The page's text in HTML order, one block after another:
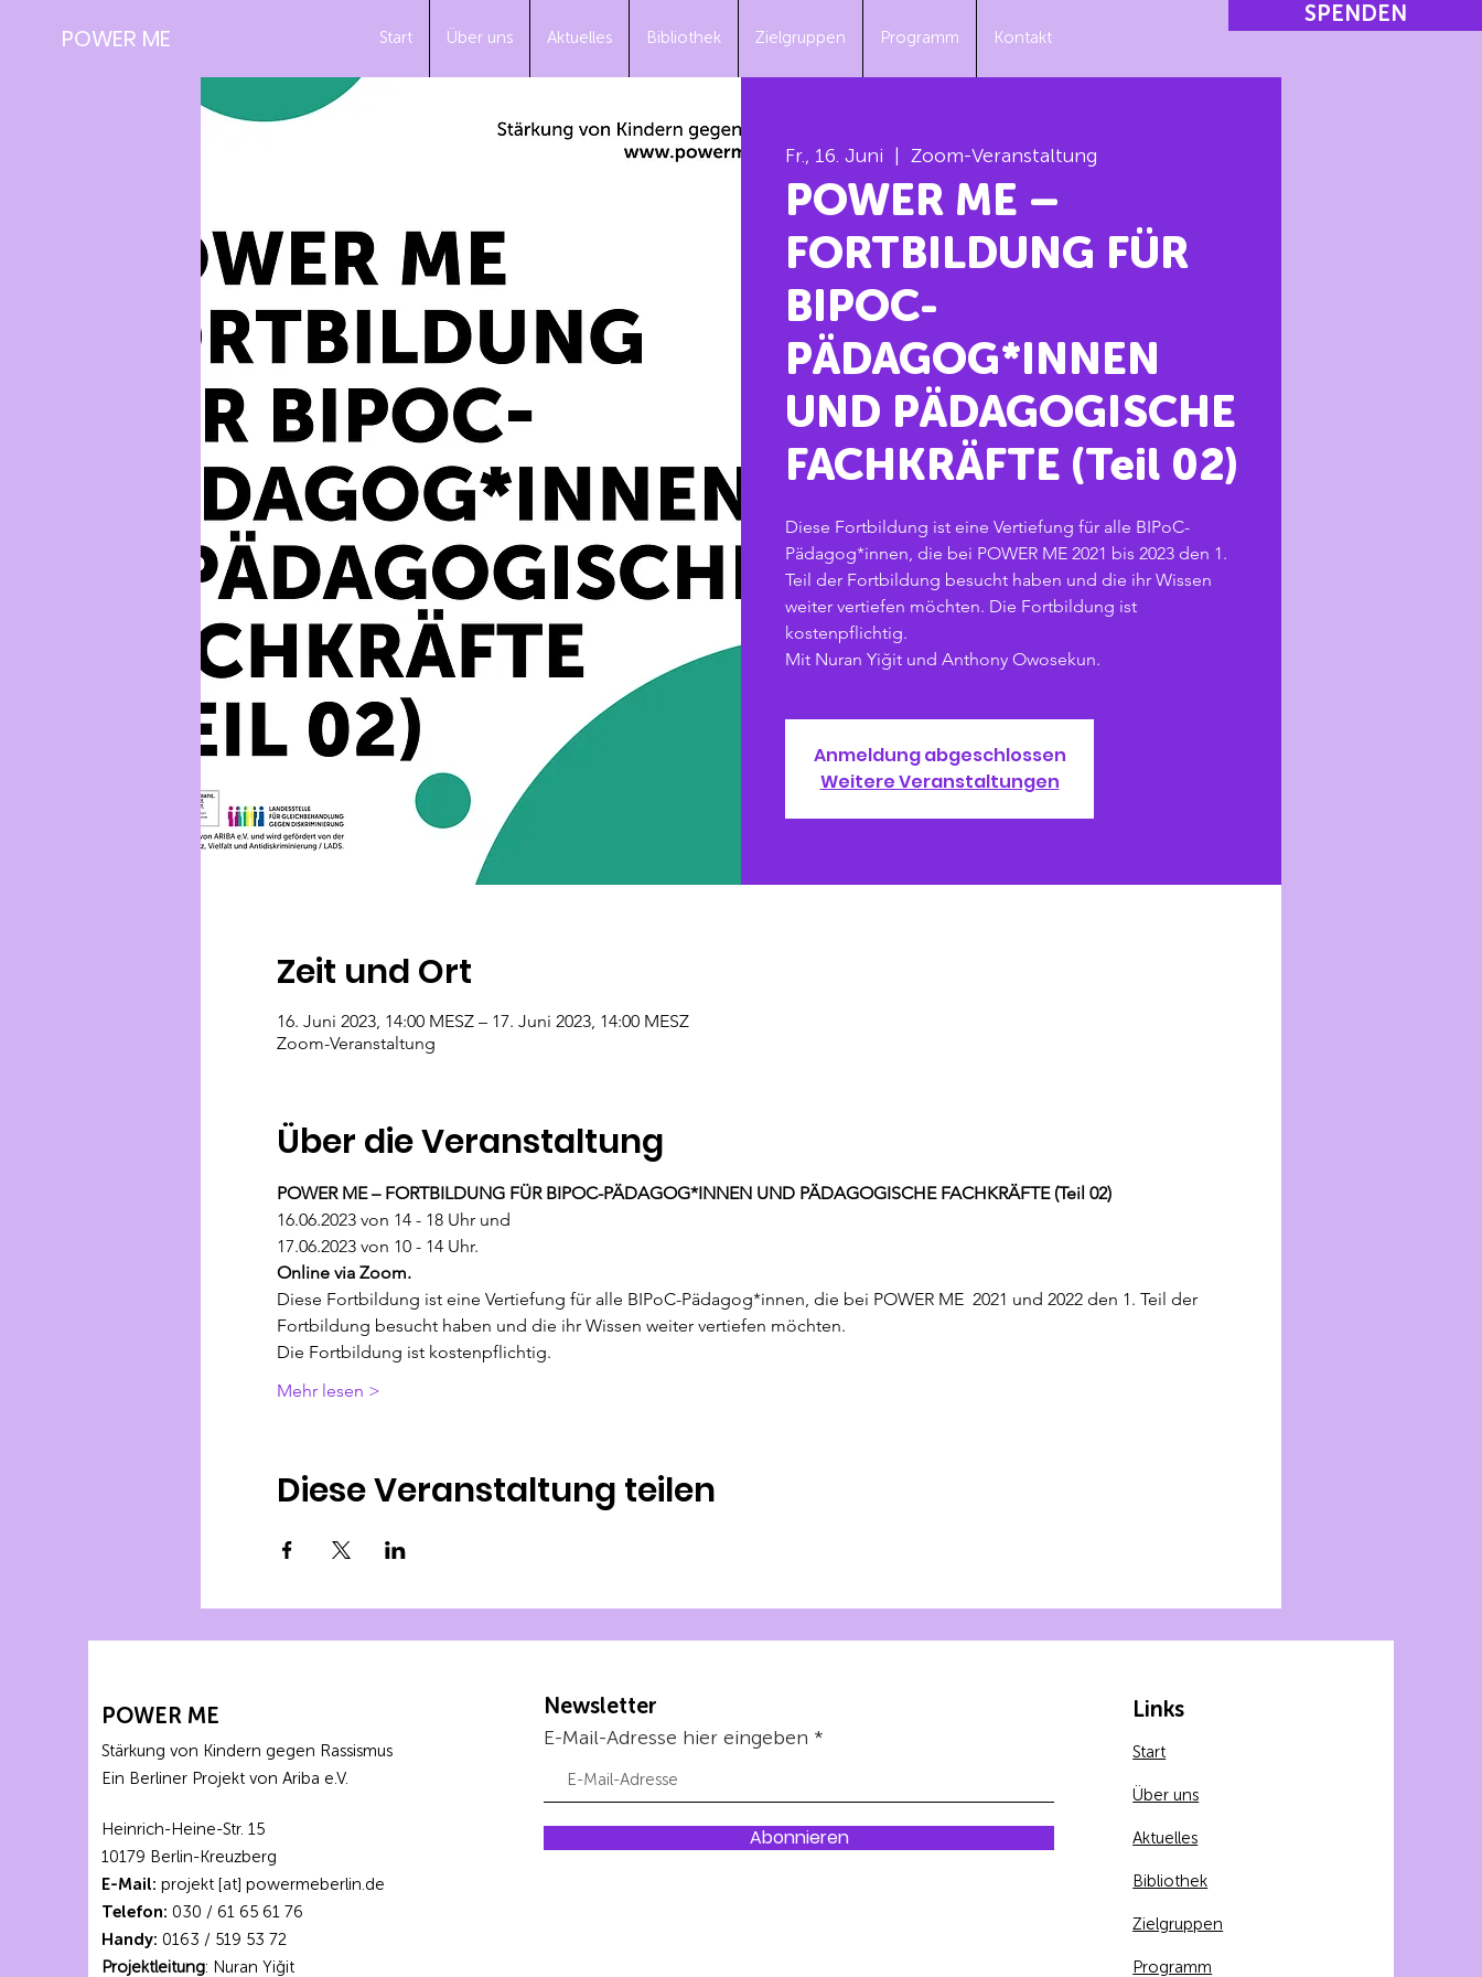
POWER ME
SPENDEN
Start Über uns Aktuelles Bibliothek Zielgruppen Programm Kontakt
Fr., 16. Juni Zoom-Veranstaltung
POWER ME –
FORTBILDUNG FÜR
BIPOC-
PÄDAGOG*INNEN
UND PÄDAGOGISCHE
FACHKRÄFTE (Teil 02)
Diese Fortbildung ist eine Vertiefung für alle BIPoC-
Pädagog*innen, die bei POWER ME 2021 bis 2023 den 1.
Teil der Fortbildung besucht haben und die ihr Wissen
weiter vertiefen möchten. Die Fortbildung ist
kostenpflichtig.
Mit Nuran Yiğit und Anthony Owosekun.
Anmeldung abgeschlossen
Weitere Veranstaltungen
Zeit und Ort
16. Juni 2023, 14:00 MESZ – 17. Juni 2023, 14:00 MESZ
Zoom-Veranstaltung
Über die Veranstaltung
POWER ME – FORTBILDUNG FÜR BIPOC-PÄDAGOG*INNEN UND PÄDAGOGISCHE FACHKRÄFTE (Teil 02)
16.06.2023 von 14 - 18 Uhr und
17.06.2023 von 10 - 14 Uhr.
Online via Zoom.
Diese Fortbildung ist eine Vertiefung für alle BIPoC-Pädagog*innen, die bei POWER ME  2021 und 2022 den 1. Teil der
Fortbildung besucht haben und die ihr Wissen weiter vertiefen möchten.
Die Fortbildung ist kostenpflichtig.
Mehr lesen >
Diese Veranstaltung teilen
POWER ME
Stärkung von Kindern gegen Rassismus
Ein Berliner Projekt von Ariba e.V.
Heinrich-Heine-Str. 15
10179 Berlin-Kreuzberg
E-Mail: projekt [at] powermeberlin.de
Telefon: 030 / 61 65 61 76
Handy: 0163 / 519 53 72
Projektleitung: Nuran Yiğit
Newsletter
E-Mail-Adresse hier eingeben
Abonnieren
Links
Start
Über uns
Aktuelles
Bibliothek
Zielgruppen
Programm